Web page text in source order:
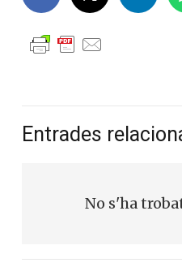
Entrades
No s'ha